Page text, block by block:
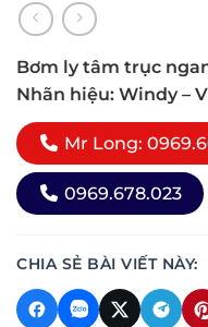
Bơm ly tâm trục
Nhãn hiệu: Windy –
Mr Long:
0969.678.023
CHIA SẺ BÀI VIẾT NÀY: